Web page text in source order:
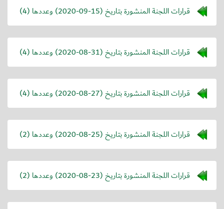
قرارات اللجنة المنشورة بتاريخ (2020-09-15) وعددها (4)
قرارات اللجنة المنشورة بتاريخ (2020-08-31) وعددها (4)
قرارات اللجنة المنشورة بتاريخ (2020-08-27) وعددها (4)
قرارات اللجنة المنشورة بتاريخ (2020-08-25) وعددها (2)
قرارات اللجنة المنشورة بتاريخ (2020-08-23) وعددها (2)